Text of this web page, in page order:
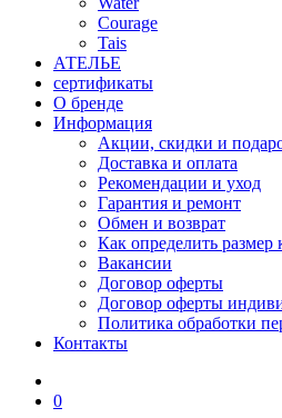
Courage
Tais
АТЕЛЬЕ
сертификаты
О бренде
Информация
Акции, скидки и
Доставка и оплата
Рекомендации и уход
Гарантия и ремонт
Обмен и возврат
Как определить размер
Вакансии
Договор оферты
Договор оферты
Политика обработки
Контакты
0